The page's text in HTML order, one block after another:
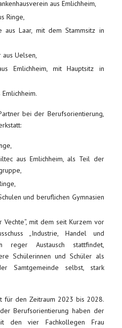
aus Emlichheim,
Ringe,
aus Laar, mit dem Stammsitz in
Uelsen,
Emlichheim, mit Hauptsitz in
bei der Berufsorientierung,
aus Emlichheim, als Teil der
und beruflichen Gymnasien
Vechte“, mit dem seit Kurzem vor
„Industrie, Handel und
reger Austausch stattfindet,
Schülerinnen und Schüler als
Samtgemeinde selbst, stark
für den Zeitraum 2023 bis 2028.
Berufsorientierung haben der
den vier Fachkollegen Frau